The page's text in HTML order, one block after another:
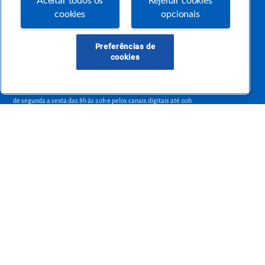
empreendedora.
atendimentosebraepr@pr.sebrae.com.br
de segunda a sexta das 8h às 20h e pelos canais digitais até 00h
cookies
opcionais
Preferências de
cookies